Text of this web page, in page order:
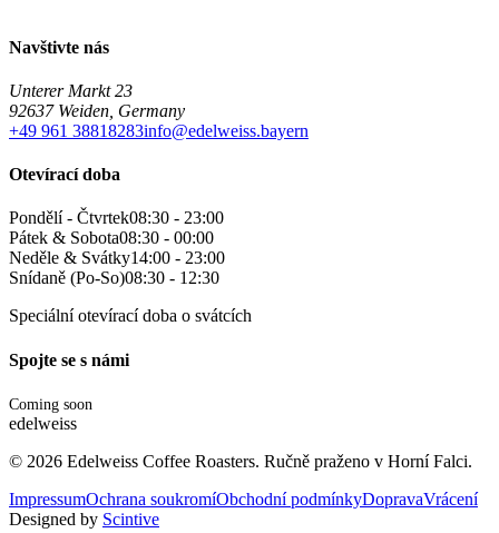
Navštivte nás
Unterer Markt 23
92637 Weiden, Germany
+49 961 38818283info@edelweiss.bayern
Otevírací doba
Pondělí - Čtvrtek08:30 - 23:00
Pátek & Sobota08:30 - 00:00
Neděle & Svátky14:00 - 23:00
Snídaně (Po-So)08:30 - 12:30
Speciální otevírací doba o svátcích
Spojte se s námi
Coming soon
edelweiss
© 2026 Edelweiss Coffee Roasters. Ručně praženo v Horní Falci.
ImpressumOchrana soukromíObchodní podmínkyDopravaVrácení
Designed by Scintive